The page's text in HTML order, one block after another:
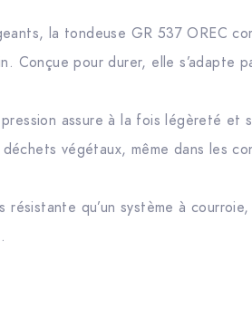
la tondeuse GR 537 OREC
Conçue pour durer, elle s’adapte
assure à la fois légèreté
végétaux, même dans les
résistante qu’un système à